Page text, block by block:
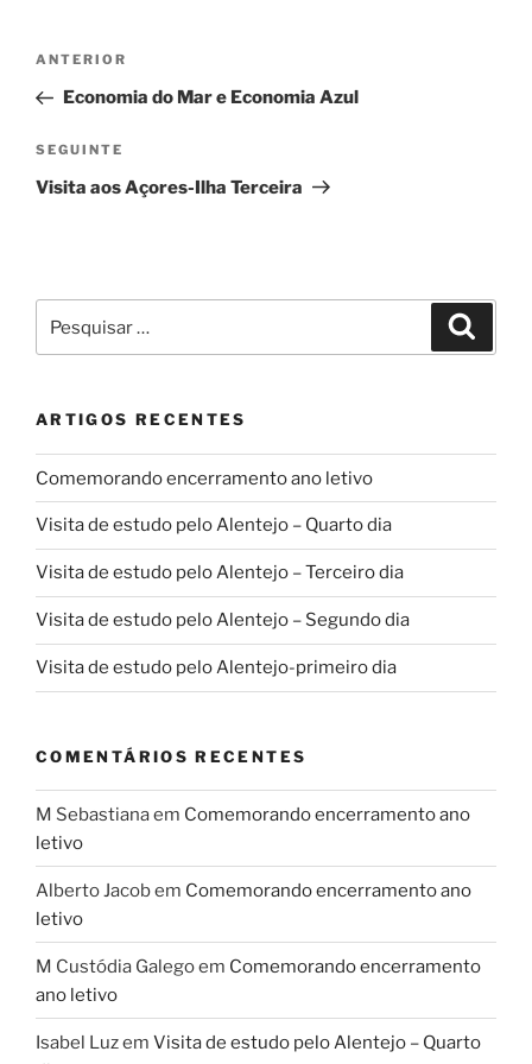
Navegação
artigos
Conteúdo
anterior
ANTERIOR
Economia do Mar e Economia Azul
Conteúdo
seguinte
SEGUINTE
Visita aos Açores-Ilha Terceira
por:
ARTIGOS RECENTES
Comemorando encerramento ano letivo
Visita de estudo pelo Alentejo – Quarto dia
Visita de estudo pelo Alentejo – Terceiro dia
Visita de estudo pelo Alentejo – Segundo dia
Visita de estudo pelo Alentejo-primeiro dia
COMENTÁRIOS RECENTES
M Sebastianaem Comemorando encerramento ano
letivo
Alberto Jacobem Comemorando encerramento ano
letivo
M Custódia Galegoem Comemorando encerramento
ano letivo
Isabel Luzem Visita de estudo pelo Alentejo – Quarto